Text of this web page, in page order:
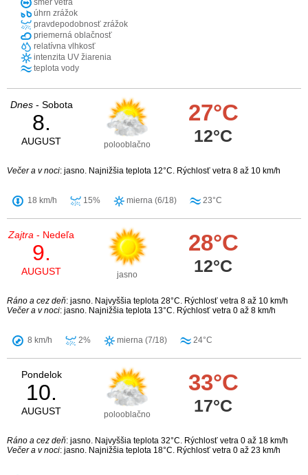
smer vetra
úhrn zrážok
pravdepodobnosť zrážok
priemerná oblačnosť
relatívna vlhkosť
intenzita UV žiarenia
teplota vody
Dnes- Sobota
8.
AUGUST polooblačno
27°C
12°C
Večer a v noci: jasno. Najnižšia teplota 12°C. Rýchlosť vetra 8 až 10 km/h
18 km/h 15% mierna (6/18) 23°C
Zajtra - Nedeľa
9.
AUGUST jasno
28°C
12°C
Ráno a cez deň: jasno. Najvyššia teplota 28°C. Rýchlosť vetra 8 až 10 km/h
Večer a v noci: jasno. Najnižšia teplota 13°C. Rýchlosť vetra 0 až 8 km/h
8 km/h 2% mierna (7/18) 24°C
Pondelok
10.
AUGUST polooblačno
33°C
17°C
Ráno a cez deň: jasno. Najvyššia teplota 32°C. Rýchlosť vetra 0 až 18 km/h
Večer a v noci: jasno. Najnižšia teplota 18°C. Rýchlosť vetra 0 až 23 km/h